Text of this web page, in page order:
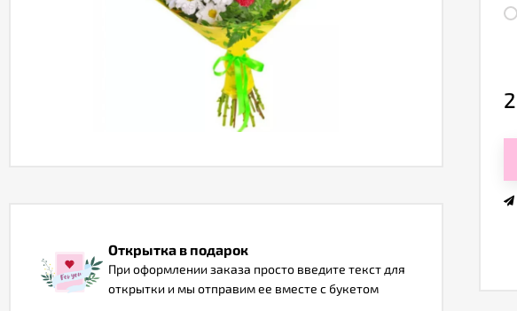
Открытка в подарок
При оформлении заказа просто введите текст для
открытки и мы отправим ее вместе с букетом